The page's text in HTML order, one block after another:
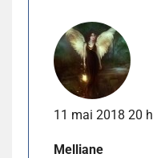
11 mai 2018 20
Melliane